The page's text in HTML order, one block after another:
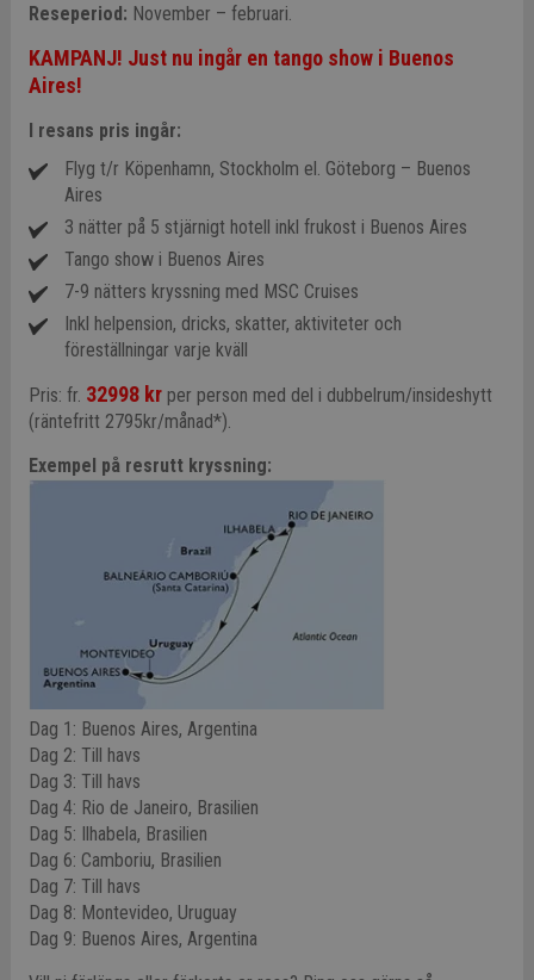
Reseperiod: November – februari.
KAMPANJ! Just nu ingår en tango show i Buenos
Aires!
I resans pris ingår:
Flyg t/r Köpenhamn, Stockholm el. Göteborg – Buenos
Aires
3 nätter på 5 stjärnigt hotell inkl frukost i Buenos Aires
Tango show i Buenos Aires
7-9 nätters kryssning med MSC Cruises
Inkl helpension, dricks, skatter, aktiviteter och
föreställningar varje kväll
Pris: fr. 32998 krper person med del i dubbelrum/insideshytt
(räntefritt 2795kr/månad*).
Exempel på resrutt kryssning:
Dag 1: Buenos Aires, Argentina
Dag 2: Till havs
Dag 3: Till havs
Dag 4: Rio de Janeiro, Brasilien
Dag 5: Ilhabela, Brasilien
Dag 6: Camboriu, Brasilien
Dag 7: Till havs
Dag 8: Montevideo, Uruguay
Dag 9: Buenos Aires, Argentina